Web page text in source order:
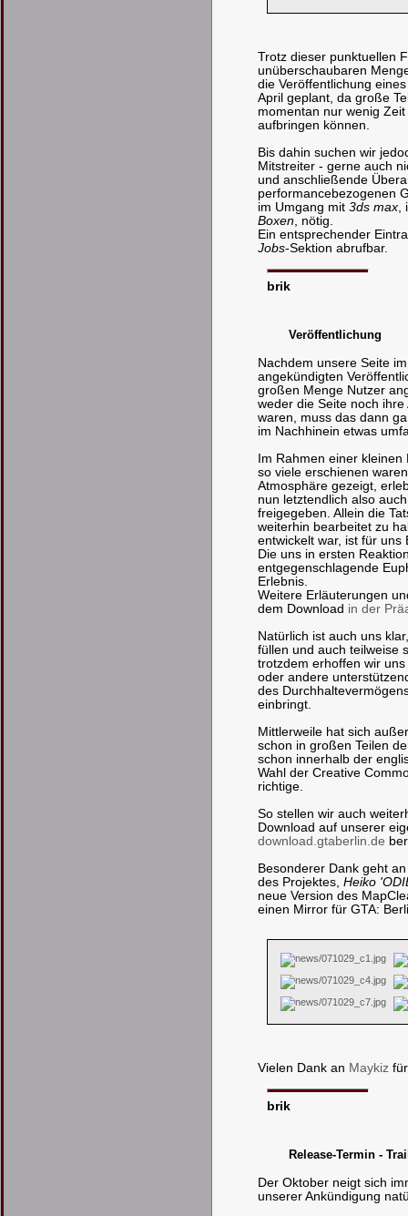
Trotz dieser punktuellen
unüberschaubaren
die Veröffentlichung
April geplant, da große
momentan nur wenig
aufbringen können.
Bis dahin suchen wir
Mitstreiter - gerne auch
und anschließende
performancebezogenen
im Umgang mit 3ds max,
Boxen, nötig.
Ein entsprechender
Jobs-Sektion abrufbar.
brik
Veröffentlichung
Nachdem unsere Seite
angekündigten
großen Menge Nutzer
weder die Seite noch
waren, muss das dann
im Nachhinein etwas
Im Rahmen einer
so viele erschienen
Atmosphäre gezeigt,
nun letztendlich also
freigegeben. Allein die
weiterhin bearbeitet zu
entwickelt war, ist für uns
Die uns in ersten
entgegenschlagende
Erlebnis.
Weitere Erläuterungen
dem Download in der
Natürlich ist auch uns
füllen und auch teilweise
trotzdem erhoffen wir
oder andere
des
einbringt.
Mittlerweile hat sich
schon in großen Teilen
schon innerhalb der
Wahl der Creative
richtige.
So stellen wir auch
Download auf unserer
download.gtaberlin.de
Besonderer Dank geht
des Projektes, Heiko
neue Version des
einen Mirror für GTA:
Vielen Dank an Maykiz
brik
Release-Termin -
Der Oktober neigt sich
unserer Ankündigung